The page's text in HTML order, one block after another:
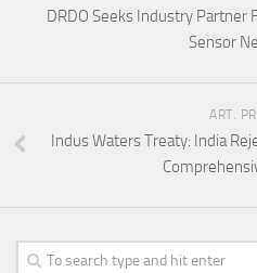
DRDO Seeks Industry Partner
Sensor
ART.
Indus Waters Treaty: India